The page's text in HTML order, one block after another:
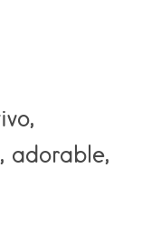
adorable,